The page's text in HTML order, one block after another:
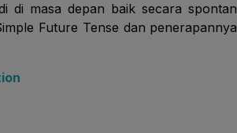
di masa depan baik secara spontan
Future Tense dan penerapannya